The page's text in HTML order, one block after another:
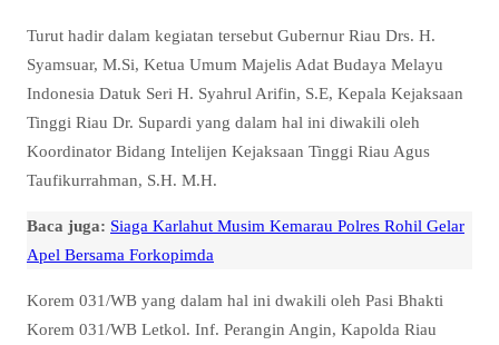
Turut hadir dalam kegiatan tersebut Gubernur Riau Drs. H.
Syamsuar, M.Si, Ketua Umum Majelis Adat Budaya Melayu
Indonesia Datuk Seri H. Syahrul Arifin, S.E, Kepala Kejaksaan
Tinggi Riau Dr. Supardi yang dalam hal ini diwakili oleh
Koordinator Bidang Intelijen Kejaksaan Tinggi Riau Agus
Taufikurrahman, S.H. M.H.
Baca juga: Siaga Karlahut Musim Kemarau Polres Rohil Gelar
Apel Bersama Forkopimda
Korem 031/WB yang dalam hal ini dwakili oleh Pasi Bhakti
Korem 031/WB Letkol. Inf. Perangin Angin, Kapolda Riau